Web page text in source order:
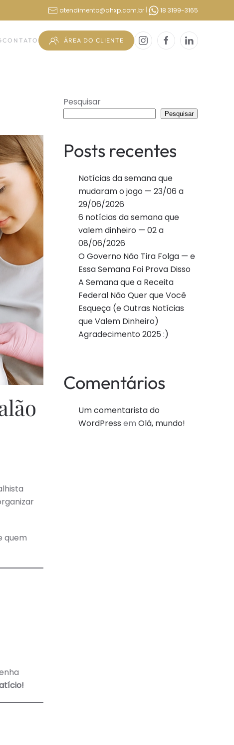
atendimento@ahxp.com.br | 18 3199-3165
CONTATO ÁREA DO CLIENTE
quem
Pesquisar
Pesquisar
Posts recentes
Notícias da semana que
mudaram o jogo — 23/06 a
29/06/2026
6 notícias da semana que
valem dinheiro — 02 a
08/06/2026
O Governo Não Tira Folga — e
Essa Semana Foi Prova Disso
A Semana que a Receita
Federal Não Quer que Você
Esqueça (e Outras Notícias
que Valem Dinheiro)
Agradecimento 2025 :)
Comentários
Um comentarista do
WordPress em Olá, mundo!